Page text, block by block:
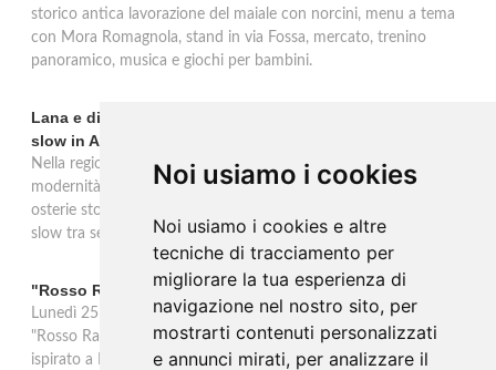
Noi usiamo i cookies
Noi usiamo i cookies e altre
tecniche di tracciamento per
migliorare la tua esperienza di
navigazione nel nostro sito, per
mostrarti contenuti personalizzati
e annunci mirati, per analizzare il
storico antica lavorazione del maiale con norcini, menu a tema
con Mora Romagnola, stand in via Fossa, mercato, trenino
panoramico, musica e giochi per bambini.
Lana e dintorni: Törggelen, vini d'eccellenza e vacanze
slow in Alto Adige
Nella regione di Lana in Alto Adige tradizione contadina e
modernità si fondono in un'esperienza autentica. Törggelen nelle
osterie storiche, vini da antiche tradizioni vitivinicole e vacanze
slow tra sentieri delle rogge e produttori locali.
"Rosso Rame" in scena a Collepasso il 25 agosto
Lunedì 25 agosto al Palazzo Baronale di Collepasso va in scena
"Rosso Rame", spettacolo di Mary Negro e Gabriele Polimeno
ispirato a Dario Fo e Franca Rame. Ingresso con prenotazione e